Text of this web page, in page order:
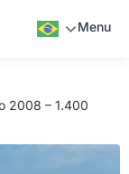
Menu
2008 – 1.400